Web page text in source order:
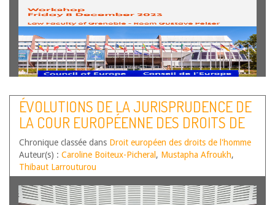
ÉVOLUTIONS DE LA JURISPRUDENCE DE
LA COUR EUROPÉENNE DES DROITS DE
L’HOMME – SECOND SEMESTRE 2023
Chronique classée dans Droit européen des droits de l'homme
Auteur(s) : Caroline Boiteux-Picheral , Mustapha Afroukh,
Thibaut Larrouturou